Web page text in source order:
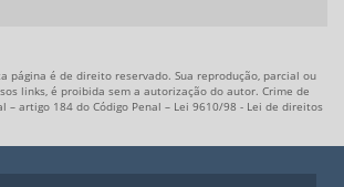
CORRENTE CONTÍNUA
página é de direito reservado. Sua reprodução, parcial ou
links, é proibida sem a autorização do autor. Crime de
artigo 184 do Código Penal – Lei 9610/98 - Lei de direitos